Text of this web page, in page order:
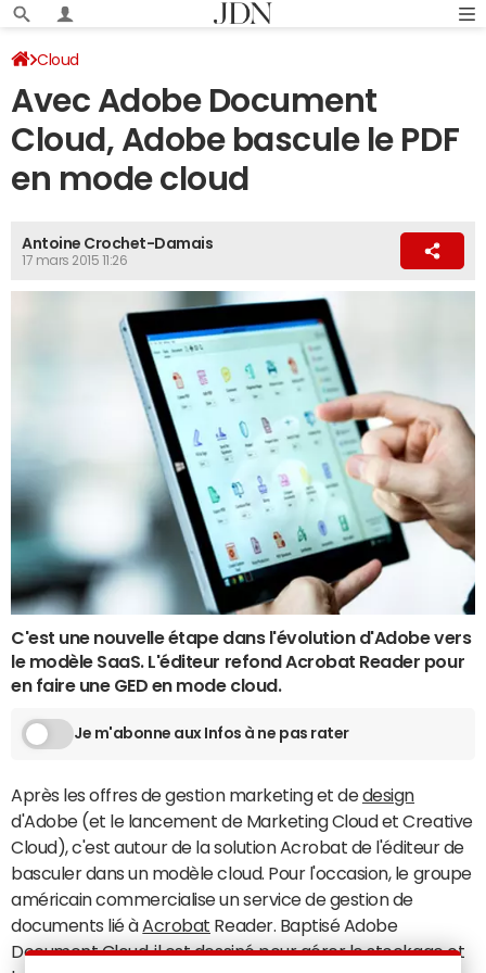
Cloud
Avec Adobe Document
Cloud, Adobe bascule le PDF
en mode cloud
Antoine Crochet-Damais
17 mars 2015 11:26
C'est une nouvelle étape dans l'évolution d'Adobe vers
le modèle SaaS. L'éditeur refond Acrobat Reader pour
en faire une GED en mode cloud.
Je m'abonne aux Infos à ne pas rater
Après les offres de gestion marketing et dedesign
d'Adobe (et le lancement de Marketing Cloud et Creative
Cloud), c'est autour de la solution Acrobat de l'éditeur de
basculer dans un modèle cloud. Pour l'occasion, le groupe
américain commercialise un service de gestion de
documents lié à Acrobat Reader. Baptisé Adobe
Document Cloud, il est dessiné pour gérer le stockage et